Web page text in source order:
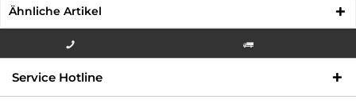
Ähnliche Artikel
000
Service Hotline